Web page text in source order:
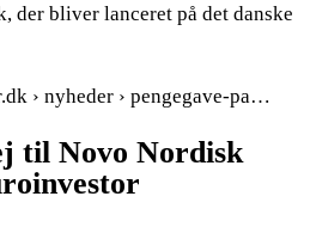
der bliver lanceret på det danske
› nyheder › pengegave-pa…
til Novo Nordisk